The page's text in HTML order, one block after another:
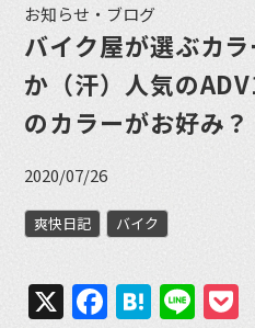
お知らせ・ブログ
バイク屋が選ぶカ
か（汗）人気の
のカラーがお好み？
2020/07/26
爽快日記 バイク
X Facebook
Hatena
Line